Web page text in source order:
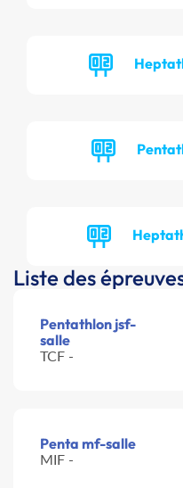
Liste des
Pentathlon jsf-
salle
TCF -
Penta mf-salle
MIF -